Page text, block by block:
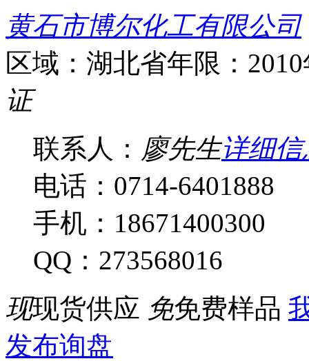
黄石市博尔化工有限公司
区域：湖北省年限：
证
联系人： 廖先生详细信
电话：0714-6401888
手机：18671400300
QQ：273568016
现现货供应 免免费样品
发布询盘